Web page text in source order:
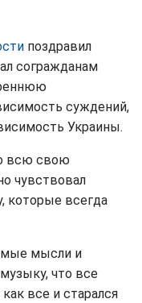
поздравил
согражданам
суждений,
Украины.
всю свою
чувствовал
которые всегда
мысли и
что все
все и старался